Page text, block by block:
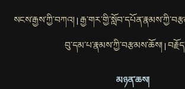
སངས་རྒྱས་ཀྱི་བཀའ།
བུ་དམ་པ་རྣམས་ཀྱི་བརྩམས་ཆོས།
མཉན་ཆས།